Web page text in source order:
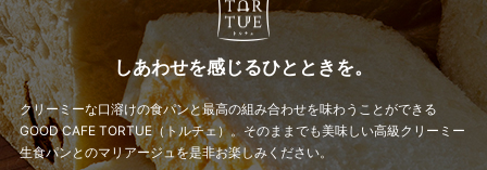
しあわせを感じるひとときを。
クリーミーな口溶けの食パンと最高の組み合わせを味わうことができる
GOOD CAFE TORTUE（トルチェ）。 そのままでも美味しい高級クリーミー
生食パンとのマリアージュを是非お楽しみください。